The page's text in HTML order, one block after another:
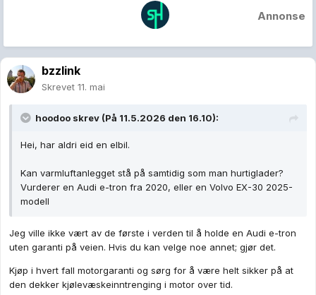
Annonse
bzzlink
Skrevet 11. mai
hoodoo skrev (På 11.5.2026 den 16.10):
Hei, har aldri eid en elbil.
Kan varmluftanlegget stå på samtidig som man hurtiglader?
Vurderer en Audi e-tron fra 2020, eller en Volvo EX-30 2025-
modell
Jeg ville ikke vært av de første i verden til å holde en Audi e-tron
uten garanti på veien. Hvis du kan velge noe annet; gjør det.
Kjøp i hvert fall motorgaranti og sørg for å være helt sikker på at
den dekker kjølevæskeinntrenging i motor over tid.